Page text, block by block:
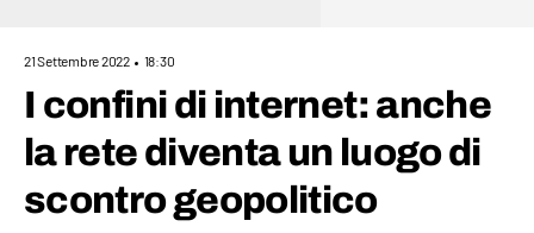
21 Settembre 2022 18:30
I confini di internet: anche
la rete diventa un luogo di
scontro geopolitico